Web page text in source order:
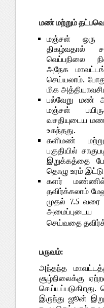
மண் மற்றும்
மஞ்சள் ஒரு
திகழ்வதால்
வெப்பநிலை
அநேக
செய்யலாம்.
மிக
பல்வேறு மண்
மஞ்சள்
வசதியுடைய
உகந்தது.
களிமண்
பகுதியில்
இறுக்கத்தை
தொழு உரம் இட்டு
களர் மண்ணில்
தவிர்க்கலாம்
முதல் 7.5
செய்வதை
பருவம்:
அந்தந்த
சூழ்நிலைக்கு
இருந்து ஜூன்